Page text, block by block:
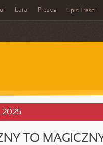
Lata Prezes Spis Treści
2025
TO